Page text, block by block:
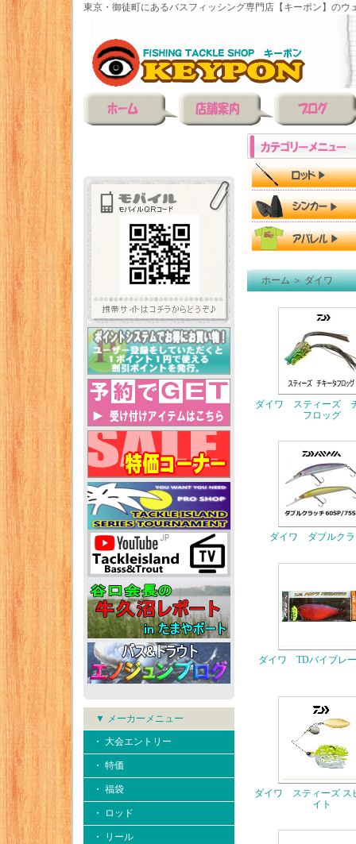
東京・御徒町にあるバスフィッシング専門店【キーポン】のウ
▼ メーカーメニュー
・ 大会エントリー
・ 特価
・ 福袋
・ ロッド
・ リール
ホーム＞ダイワ
ダイワ スティーズ
フロッグ
ダイワ ダブルクラ
ダイワ TDバイブレ
ダイワ スティーズ ス
イト